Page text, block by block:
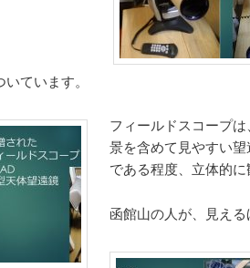
ています。
フィールドスコープ
景を含めて見やすい
である程度、立体的に
函館山の人が、見える